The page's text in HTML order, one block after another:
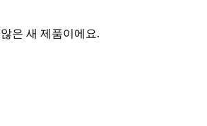
은 새 제품이에요.